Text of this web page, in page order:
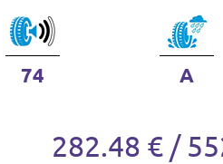
74 A
282.48 € /